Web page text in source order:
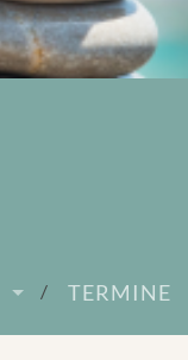
TERMINE